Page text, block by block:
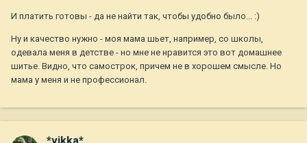
И платить готовы - да не найти так, чтобы удобно было... :)
Ну и качество нужно - моя мама шьет, например, со школы,
одевала меня в детстве - но мне не нравится это вот домашнее
шитье. Видно, что самострок, причем не в хорошем смысле. Но
мама у меня и не профессионал.